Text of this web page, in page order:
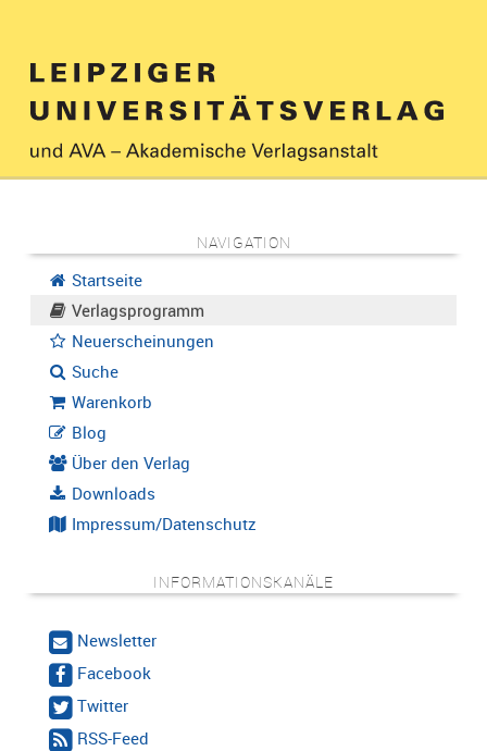
NAVIGATION
Startseite
Verlagsprogramm
Neuerscheinungen
Suche
Warenkorb
Blog
Über den Verlag
Downloads
Impressum/Datenschutz
INFORMATIONSKANÄLE
Newsletter
Facebook
Twitter
RSS-Feed